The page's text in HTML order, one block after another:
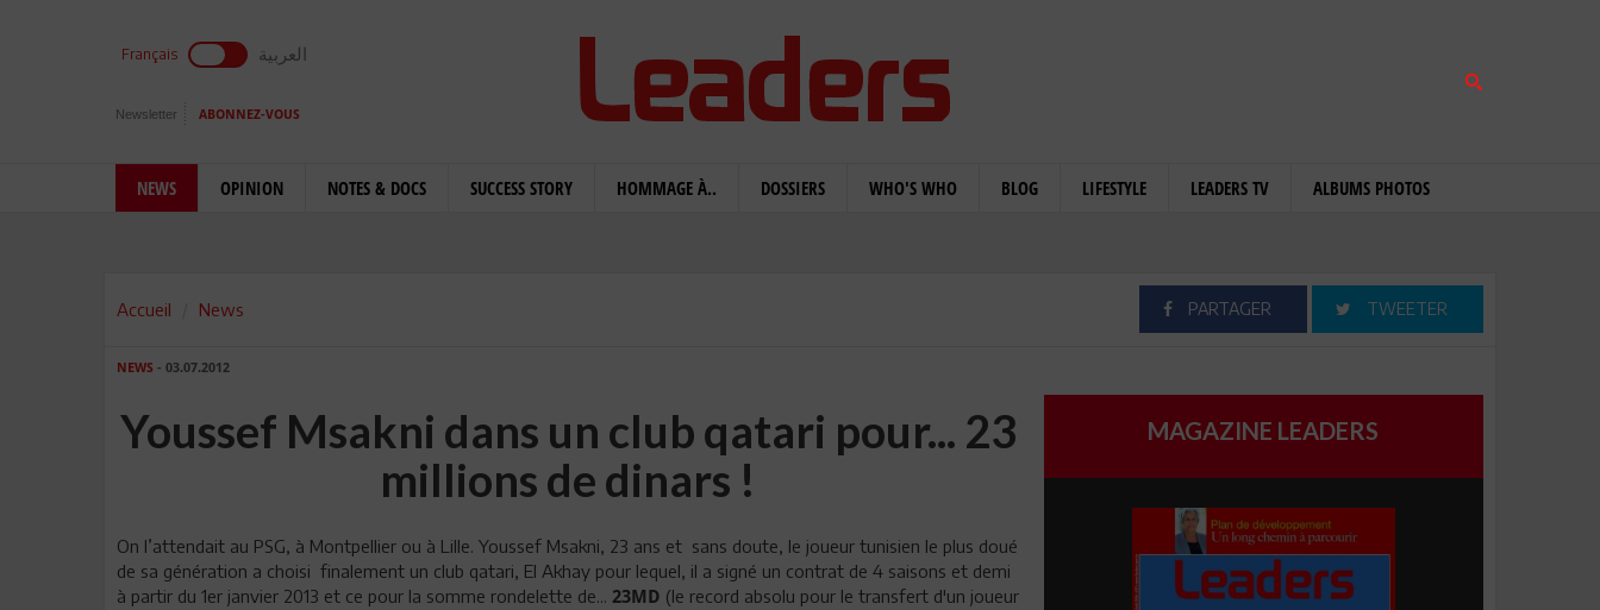
Français العربية
Newsletter ABONNEZ-VOUS
NEWS OPINION NOTES & DOCS SUCCESS STORY HOMMAGE À.. DOSSIERS WHO'S WHO BLOG LIFESTYLE LEADERS TV ALBUMS PHOTOS
Accueil News PARTAGER TWEETER
NEWS - 03.07.2012
Youssef Msakni dans un club qatari pour... 23
millions de dinars !
On l’attendait au PSG, à Montpellier ou à Lille. Youssef Msakni, 23 ans et sans doute, le joueur tunisien le plus doué
de sa génération a choisi finalement un club qatari, El Akhay pour lequel, il a signé un contrat de 4 saisons et demi
à partir du 1er janvier 2013 et ce pour la somme rondelette de... 23MD (le record absolu pour le transfert d'un joueur
MAGAZINE LEADERS